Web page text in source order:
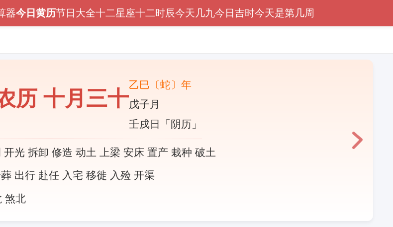
器今日黄历节日大全十二星座十二时辰今天几九今日吉时今天是第几周
历 十月三十
乙巳〔蛇〕年
戊子月
壬戌日「阴历」
开光 拆卸 修造 动土 上梁 安床 置产 栽种 破土
出行 赴任 入宅 移徙 入殓 开渠
煞北